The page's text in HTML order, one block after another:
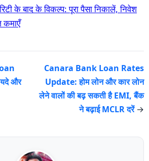
के बाद के विकल्प: पूरा पैसा निकालें, निवेश
कमाएँ
और
Canara Bank Loan Rates
Update: होम लोन और कार लोन
लेने वालों की बढ़ सकती है EMI, बैंक
ने बढ़ाई MCLR दरें→